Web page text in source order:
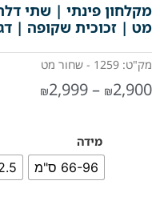
מקלחון פינתי | שתי
מט | זכוכית שקופה |
מק"ט: 1259 - שחור מט
₪2,900
–
₪2,999
מידה
66-96 ס"מ